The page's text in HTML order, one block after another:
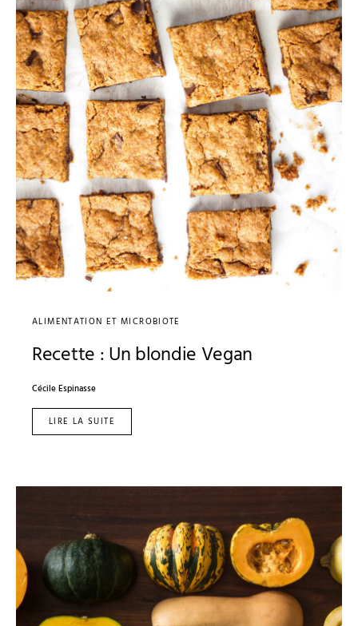
ALIMENTATION ET MICROBIOTE
Recette : Un blondie Vegan
Cécile Espinasse
LIRE LA SUITE